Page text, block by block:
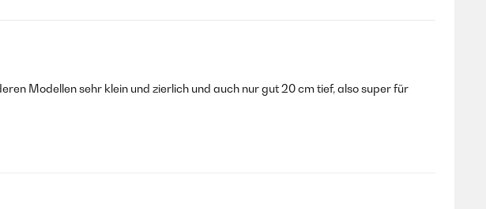
Modellen sehr klein und zierlich und auch nur gut 20 cm tief, also super für